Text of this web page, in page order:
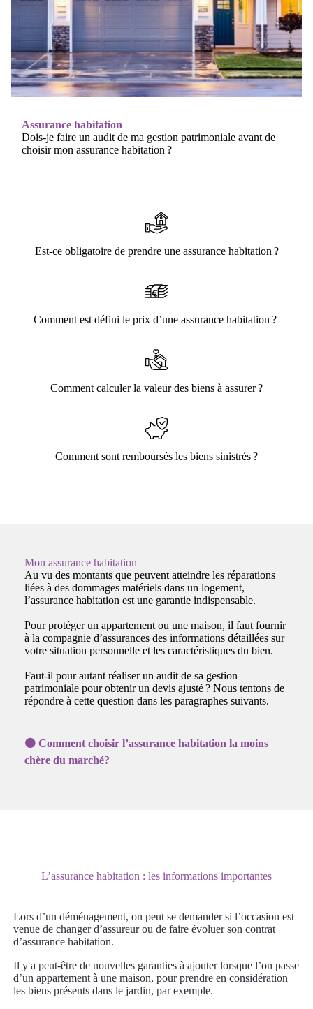
Assurance habitation
Dois-je faire un audit de ma gestion patrimoniale avant de
choisir mon assurance habitation ?
Est-ce obligatoire de prendre une assurance habitation ?
Comment est défini le prix d’une assurance habitation ?
Comment calculer la valeur des biens à assurer ?
Comment sont remboursés les biens sinistrés ?
Mon assurance habitation
Au vu des montants que peuvent atteindre les réparations
liées à des dommages matériels dans un logement,
l’assurance habitation est une garantie indispensable.
Pour protéger un appartement ou une maison, il faut fournir
à la compagnie d’assurances des informations détaillées sur
votre situation personnelle et les caractéristiques du bien.
Faut-il pour autant réaliser un audit de sa gestion
patrimoniale pour obtenir un devis ajusté ? Nous tentons de
répondre à cette question dans les paragraphes suivants.
🟠 Comment choisir l’assurance habitation la moins
chère du marché?
L’assurance habitation : les informations importantes
Lors d’un déménagement, on peut se demander si l’occasion est
venue de changer d’assureur ou de faire évoluer son contrat
d’assurance habitation.
Il y a peut-être de nouvelles garanties à ajouter lorsque l’on passe
d’un appartement à une maison, pour prendre en considération
les biens présents dans le jardin, par exemple.